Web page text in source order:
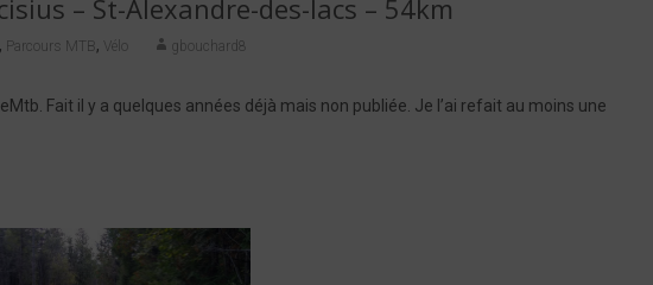
– St-Alexandre-des-lacs – 54km
, Parcours MTB , Vélo gbouchard8
Fait il y a quelques années déjà mais non publiée. Je l’ai refait au moins une